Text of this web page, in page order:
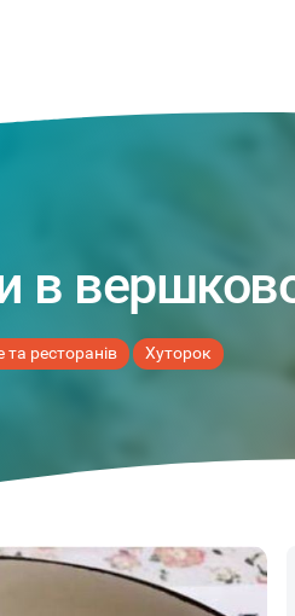
в
ресторанів Хуторок